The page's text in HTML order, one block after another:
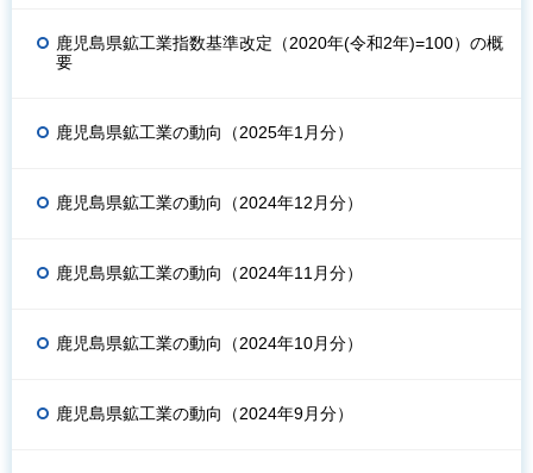
鹿児島県鉱工業指数基準改定（2020年(令和2年)=100）の概
要
鹿児島県鉱工業の動向（2025年1月分）
鹿児島県鉱工業の動向（2024年12月分）
鹿児島県鉱工業の動向（2024年11月分）
鹿児島県鉱工業の動向（2024年10月分）
鹿児島県鉱工業の動向（2024年9月分）